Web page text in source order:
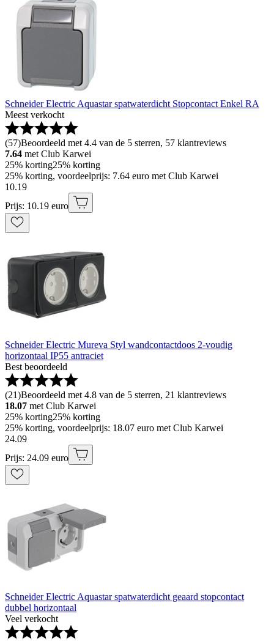
Schneider Electric Aquastar spatwaterdicht Stopcontact Enkel RA
Meest verkocht
(57)Beoordeeld met 4.4 van de 5 sterren, 57 klantreviews
7.64 met Club Karwei
25% korting25% korting
25% korting, voordeelprijs: 7.64 euro met Club Karwei
10.19
Prijs: 10.19 euro
Schneider Electric Mureva Styl wandcontactdoos 2-voudig
horizontaal IP55 antraciet
Best beoordeeld
(21)Beoordeeld met 4.8 van de 5 sterren, 21 klantreviews
18.07 met Club Karwei
25% korting25% korting
25% korting, voordeelprijs: 18.07 euro met Club Karwei
24.09
Prijs: 24.09 euro
Schneider Electric Aquastar spatwaterdicht geaard stopcontact
dubbel horizontaal
Veel verkocht